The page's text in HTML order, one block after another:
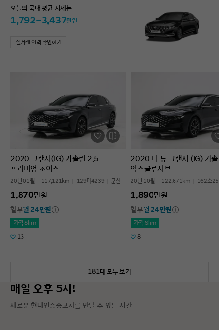
오늘의 국내 평균 시세는
1,792~3,437만원
실거래 이력 확인하기
2020 그랜저(IG) 가솔린 2.5
프리미엄 초이스
20년 01월 117,121km 129마4239 군산
1,870만원
할부월 24만원
가격 Slim
13
2020 더 뉴 그랜저 (IG) 가
익스클루시브
20년 10월 122,671km 162소
1,890만원
할부월 24만원
가격 Slim
8
181대 모두 보기
매일 오후 5시!
새로운 현대인증중고차를 만날 수 있는 시간